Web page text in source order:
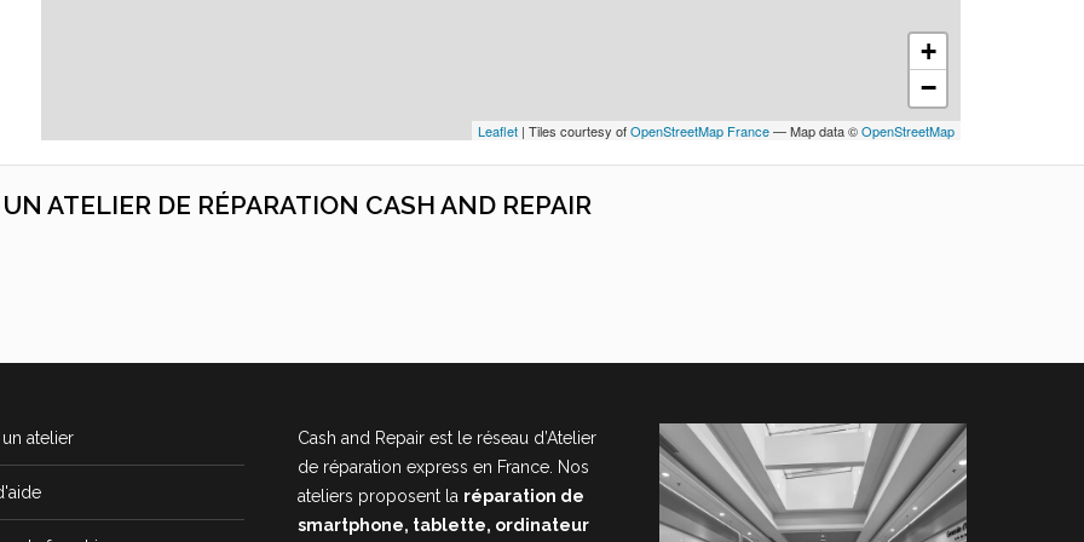
+
−
Leaflet | Tiles courtesy ofOpenStreetMap France— Map data ©OpenStreetMap
ATELIER DE RÉPARATION CASH AND REPAIR
atelier
Cash and Repair est le réseau d’Atelier
de réparation express en France. Nos
ateliers proposent la réparation de
smartphone, tablette, ordinateur